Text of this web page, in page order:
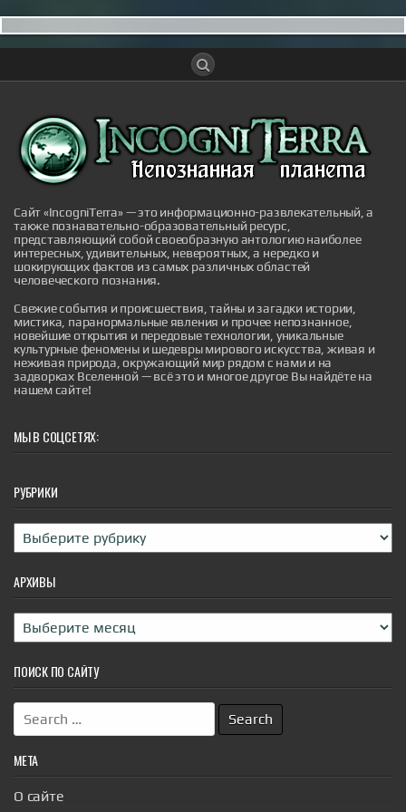
NASA's Flying Saucers and More Mysterious
News Briefly
A roundup of mysterious, paranormal and strange news
stories from the past week.
mysteriousuniverse.org |
Hermeus впервые испытала сброс
полезной нагрузки с экспериментального
сверхзвукового беспилотника
Hermeus впервые испытала сброс полезной нагрузки
с экспериментального сверхзвукового беспилотника
naked-science.ru
Сайт «IncogniTerra» — это информационно-развлекательный, а
также познавательно-образовательный ресурс,
представляющий собой своеобразную антологию наиболее
интересных, удивительных, невероятных, а нередко и
шокирующих фактов из самых различных областей
человеческого познания.
Свежие события и происшествия, тайны и загадки истории,
мистика, паранормальные явления и прочее непознанное,
новейшие открытия и передовые технологии, уникальные
культурные феномены и шедевры мирового искусства, живая и
неживая природа, окружающий мир рядом с нами и на
задворках Вселенной — всё это и многое другое Вы найдёте на
нашем сайте!
МЫ В СОЦСЕТЯХ:
РУБРИКИ
Рубрики
АРХИВЫ
Архивы
ПОИСК ПО САЙТУ
Search
for:
МЕТА
О сайте